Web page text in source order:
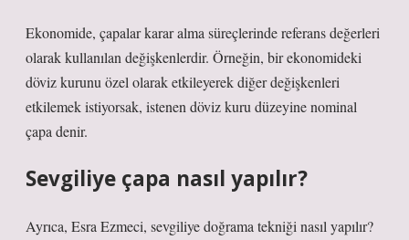
Ekonomide, çapalar karar alma süreçlerinde referans değerleri
olarak kullanılan değişkenlerdir. Örneğin, bir ekonomideki
döviz kurunu özel olarak etkileyerek diğer değişkenleri
etkilemek istiyorsak, istenen döviz kuru düzeyine nominal
çapa denir.
Sevgiliye çapa nasıl yapılır?
Ayrıca, Esra Ezmeci, sevgiliye doğrama tekniği nasıl yapılır?